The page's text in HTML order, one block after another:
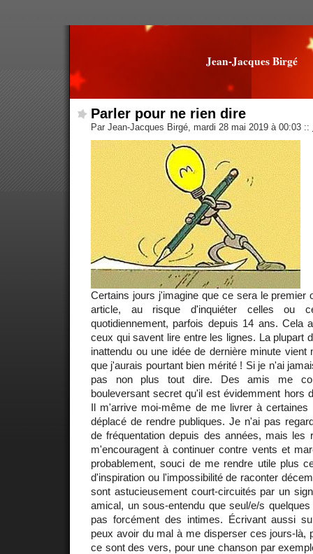
Jean-Jacques Birgé
Parler pour ne rien dire
Par Jean-Jacques Birgé, mardi 28 mai 2019 à 00:03 ::
Certains jours j'imagine que ce sera le premier
article, au risque d'inquiéter celles ou
quotidiennement, parfois depuis 14 ans. Cela
ceux qui savent lire entre les lignes. La plupart
inattendu ou une idée de dernière minute
que j'aurais pourtant bien mérité ! Si je n'ai
pas non plus tout dire. Des amis me
bouleversant secret qu'il est évidemment hors
Il m'arrive moi-même de me livrer à certaines
déplacé de rendre publiques. Je n'ai pas
de fréquentation depuis des années, mais les
m'encouragent à continuer contre vents et
probablement, souci de me rendre utile plus
d'inspiration ou l'impossibilité de raconter
sont astucieusement court-circuités par un
amical, un sous-entendu que seul/e/s
pas forcément des intimes. Écrivant aussi
peux avoir du mal à me disperser ces jours-là,
ce sont des vers, pour une chanson par